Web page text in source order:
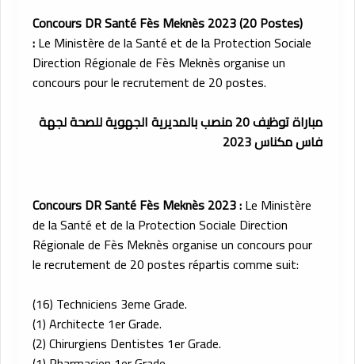
Concours DR Santé Fès Meknès 2023 (20 Postes)
:Le Ministère de la Santé et de la Protection Sociale
Direction Régionale de Fès Meknès organise un
concours pour le recrutement de 20 postes.
مباراة توظيف 20 منصب بالمديرية الجهوية للصحة لجهة
فاس مكناس 2023
Concours DR Santé Fès Meknès 2023 :Le Ministère
de la Santé et de la Protection Sociale Direction
Régionale de Fès Meknès organise un concours pour
le recrutement de 20 postes répartis comme suit:
(16) Techniciens 3eme Grade.
(1) Architecte 1er Grade.
(2) Chirurgiens Dentistes 1er Grade.